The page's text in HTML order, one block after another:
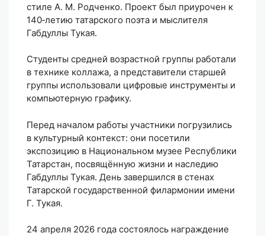
стиле А. М. Родченко. Проект был приурочен к
140‑летию татарского поэта и мыслителя
Габдуллы Тукая.
Студенты средней возрастной группы работали
в технике коллажа, а представители старшей
группы использовали цифровые инструменты и
компьютерную графику.
Перед началом работы участники погрузились
в культурный контекст: они посетили
экспозицию в Национальном музее Республики
Татарстан, посвящённую жизни и наследию
Габдуллы Тукая. День завершился в стенах
Татарской государственной филармонии имени
Г. Тукая.
24 апреля 2026 года состоялось награждение